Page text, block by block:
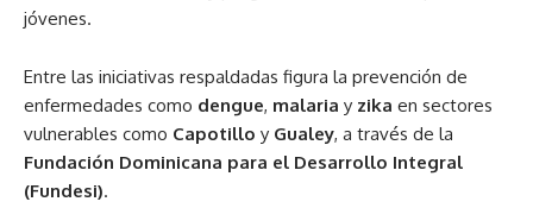
jóvenes.
Entre las iniciativas respaldadas figura la prevención de
enfermedades como dengue, malaria y zika en sectores
vulnerables como Capotillo y Gualey, a través de la
Fundación Dominicana para el Desarrollo Integral
(Fundesi).